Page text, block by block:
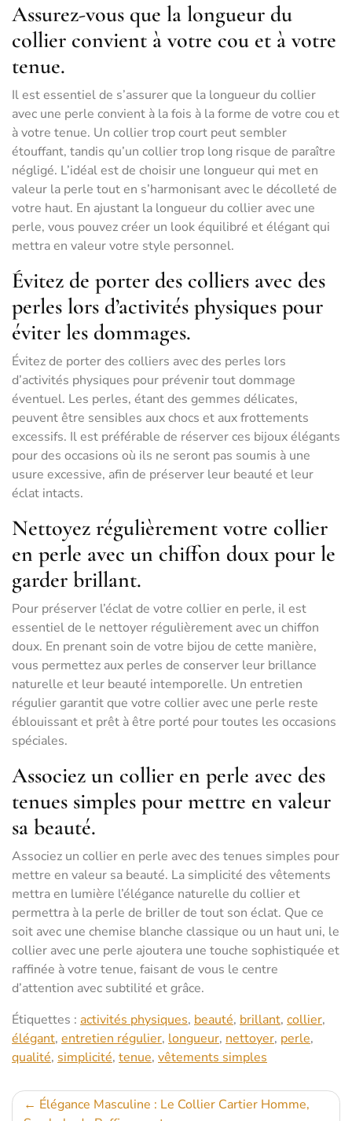
Assurez-vous que la longueur du
collier convient à votre cou et à votre
tenue.
Il est essentiel de s’assurer que la longueur du collier
avec une perle convient à la fois à la forme de votre cou et
à votre tenue. Un collier trop court peut sembler
étouffant, tandis qu’un collier trop long risque de paraître
négligé. L’idéal est de choisir une longueur qui met en
valeur la perle tout en s’harmonisant avec le décolleté de
votre haut. En ajustant la longueur du collier avec une
perle, vous pouvez créer un look équilibré et élégant qui
mettra en valeur votre style personnel.
Évitez de porter des colliers avec des
perles lors d’activités physiques pour
éviter les dommages.
Évitez de porter des colliers avec des perles lors
d’activités physiques pour prévenir tout dommage
éventuel. Les perles, étant des gemmes délicates,
peuvent être sensibles aux chocs et aux frottements
excessifs. Il est préférable de réserver ces bijoux élégants
pour des occasions où ils ne seront pas soumis à une
usure excessive, afin de préserver leur beauté et leur
éclat intacts.
Nettoyez régulièrement votre collier
en perle avec un chiffon doux pour le
garder brillant.
Pour préserver l’éclat de votre collier en perle, il est
essentiel de le nettoyer régulièrement avec un chiffon
doux. En prenant soin de votre bijou de cette manière,
vous permettez aux perles de conserver leur brillance
naturelle et leur beauté intemporelle. Un entretien
régulier garantit que votre collier avec une perle reste
éblouissant et prêt à être porté pour toutes les occasions
spéciales.
Associez un collier en perle avec des
tenues simples pour mettre en valeur
sa beauté.
Associez un collier en perle avec des tenues simples pour
mettre en valeur sa beauté. La simplicité des vêtements
mettra en lumière l’élégance naturelle du collier et
permettra à la perle de briller de tout son éclat. Que ce
soit avec une chemise blanche classique ou un haut uni, le
collier avec une perle ajoutera une touche sophistiquée et
raffinée à votre tenue, faisant de vous le centre
d’attention avec subtilité et grâce.
Étiquettes : activités physiques, beauté, brillant, collier,
élégant, entretien régulier, longueur, nettoyer, perle,
qualité, simplicité, tenue, vêtements simples
Navigation
Élégance Masculine : Le Collier Cartier Homme,